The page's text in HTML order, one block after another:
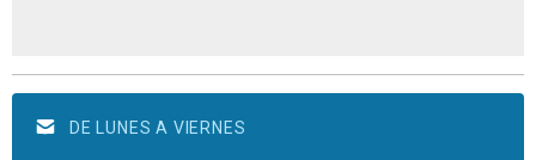
DE LUNES A VIERNES